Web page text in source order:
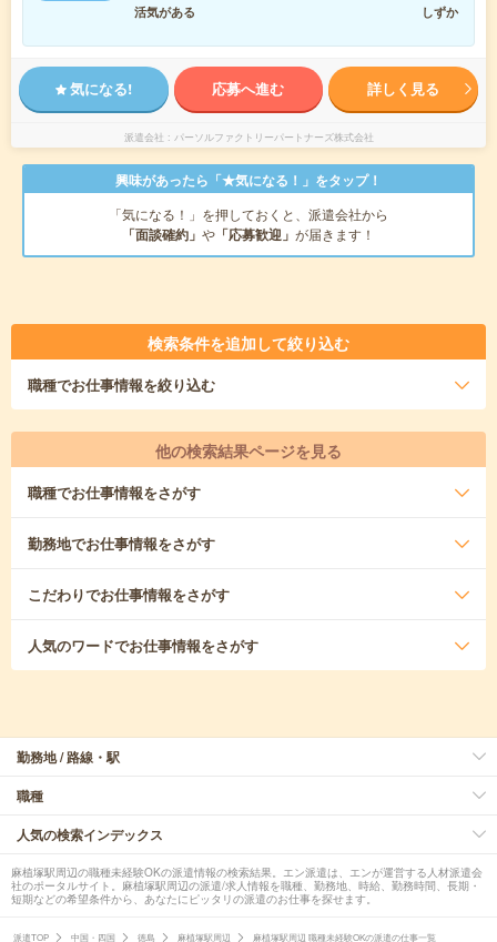
活気がある
しずか
気になる! 応募へ進む 詳しく見る
派遣会社 パーソルファクトリーパートナーズ株式会社
興味があったら「★気になる！」をタップ！
「気になる！」を押しておくと、派遣会社から
「面談確約」 や 「応募歓迎」 が届きます！
検索条件を追加して絞り込む
職種でお仕事情報を絞り込む
他の検索結果ページを見る
職種でお仕事情報をさがす
勤務地でお仕事情報をさがす
こだわりでお仕事情報をさがす
人気のワードでお仕事情報をさがす
勤務地 / 路線・駅
職種
人気の検索インデックス
麻植塚駅周辺の職種未経験OKの派遣情報の検索結果。エン派遣は、エンが運営する人材派遣会
社のポータルサイト。麻植塚駅周辺の派遣/求人情報を職種、勤務地、時給、勤務時間、長期・
短期などの希望条件から、あなたにピッタリの派遣のお仕事を探せます。
派遣TOP 中国・四国 徳島 麻植塚駅周辺 麻植塚駅周辺 職種未経験OKの派遣の仕事一覧